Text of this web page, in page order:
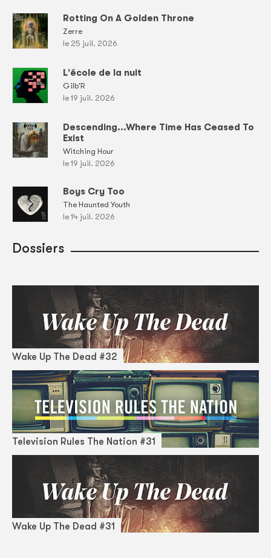
Rotting On A Golden Throne
Zerre
le 25 juil. 2026
L'école de la nuit
Gilb'R
le 19 juil. 2026
Descending...Where Time Has Ceased To
Exist
Witching Hour
le 19 juil. 2026
Boys Cry Too
The Haunted Youth
le 14 juil. 2026
Dossiers
Wake Up The Dead #32
Television Rules The Nation #31
Wake Up The Dead #31